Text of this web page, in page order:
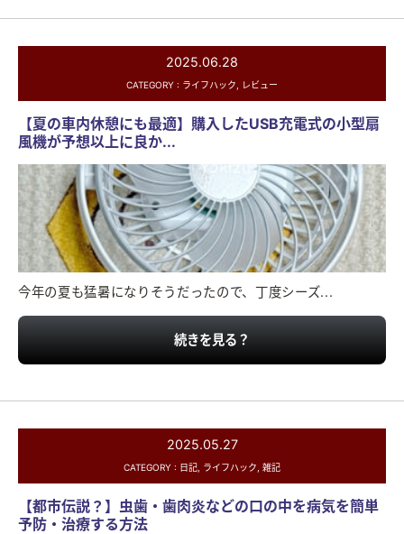
2025.06.28
CATEGORY : ライフハック レビュー
【夏の車内休憩にも最適】購入したUSB充電式の小型扇
風機が予想以上に良か...
今年の夏も猛暑になりそうだったので、丁度シーズ...
続きを見る？
2025.05.27
CATEGORY : 日記 ライフハック 雑記
【都市伝説？】虫歯・歯肉炎などの口の中を病気を簡単
予防・治療する方法